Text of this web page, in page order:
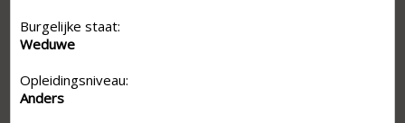
Burgelijke staat:
Weduwe
Opleidingsniveau:
Anders